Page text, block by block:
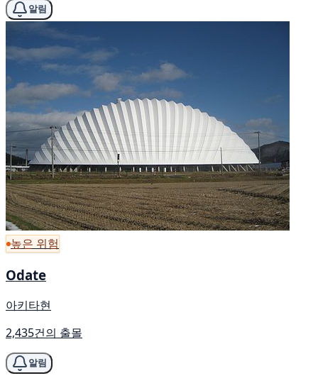
알림
높은 위험
Odate
아키타현
2,435건의 출몰
알림